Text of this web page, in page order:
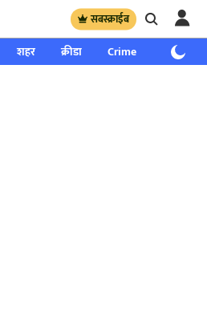
सबस्क्राईब
शहर क्रीडा Crime साप्ताहिक